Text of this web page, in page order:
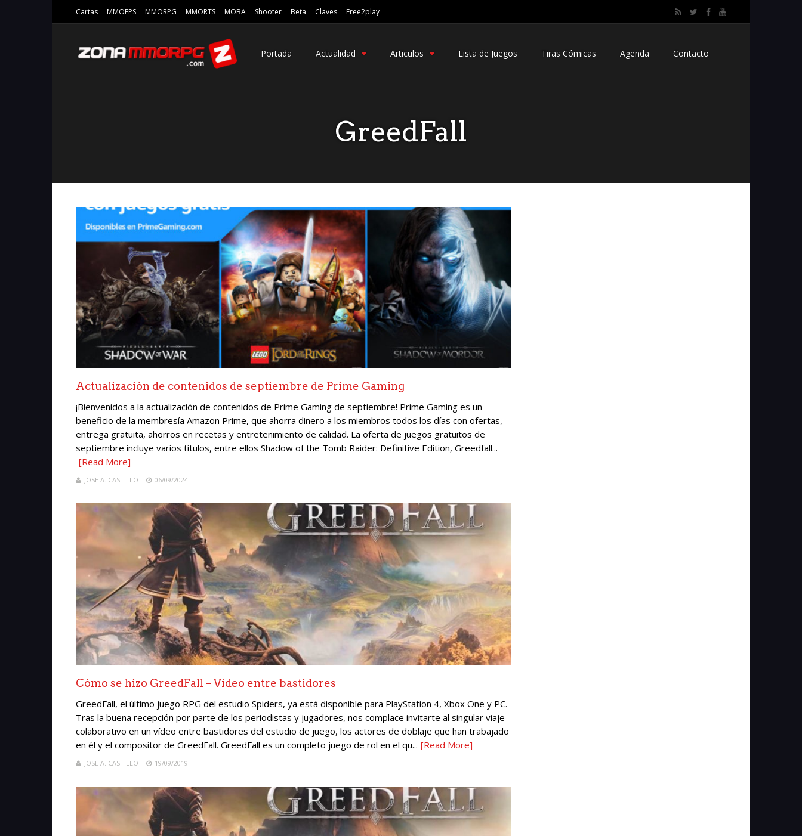
Cartas MMOFPS MMORPG MMORTS MOBA Shooter Beta Claves Free2play
Portada Actualidad Articulos Lista de Juegos Tiras Cómicas Agenda Contacto
GreedFall
Actualización de contenidos de septiembre de Prime Gaming
¡Bienvenidos a la actualización de contenidos de Prime Gaming de septiembre! Prime Gaming es un
beneficio de la membresía Amazon Prime, que ahorra dinero a los miembros todos los días con ofertas,
entrega gratuita, ahorros en recetas y entretenimiento de calidad. La oferta de juegos gratuitos de
septiembre incluye varios títulos, entre ellos Shadow of the Tomb Raider: Definitive Edition, Greedfall...
[Read More]
JOSE A. CASTILLO 06/09/2024
Cómo se hizo GreedFall – Vídeo entre bastidores
GreedFall, el último juego RPG del estudio Spiders, ya está disponible para PlayStation 4, Xbox One y PC.
Tras la buena recepción por parte de los periodistas y jugadores, nos complace invitarte al singular viaje
colaborativo en un vídeo entre bastidores del estudio de juego, los actores de doblaje que han trabajado
en él y el compositor de GreedFall. GreedFall es un completo juego de rol en el qu... [Read More]
JOSE A. CASTILLO 19/09/2019